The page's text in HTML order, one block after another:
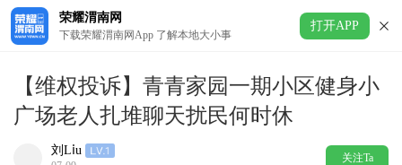
荣耀渭南网
下载荣耀渭南网App 了解本地大小事
打开APP
【维权投诉】青青家园一期小区健身小
广场老人扎堆聊天扰民何时休
刘Lⅰu
关注Ta